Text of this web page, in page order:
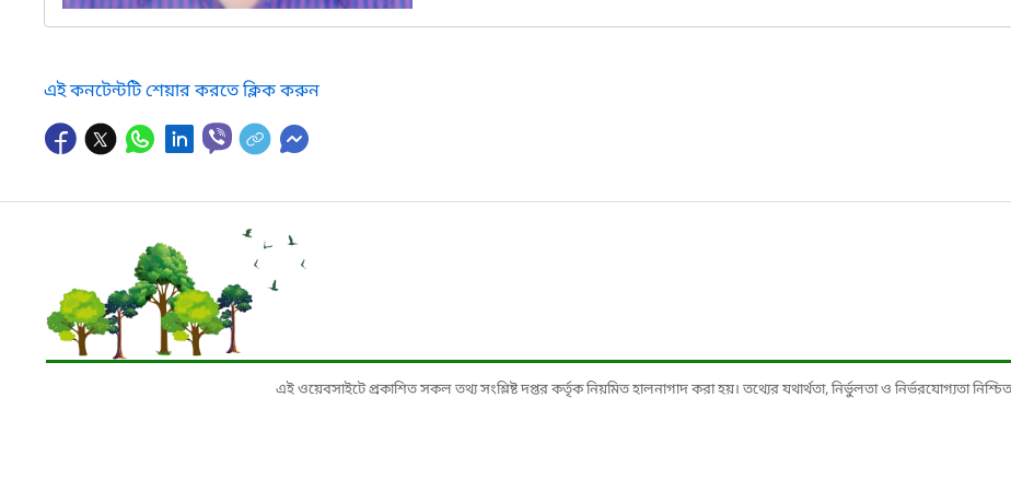
এই কনটেন্টটি শেয়ার করতে ক্লিক করুন
এই ওয়েবসাইটে প্রকাশিত সকল তথ্য সংশ্লিষ্ট দপ্তর কর্তৃক নিয়মিত হালনাগাদ করা হয়। তথ্যের যথার্থতা, নির্ভুলতা ও নির্ভরযোগ্যতা নিশ্চিত